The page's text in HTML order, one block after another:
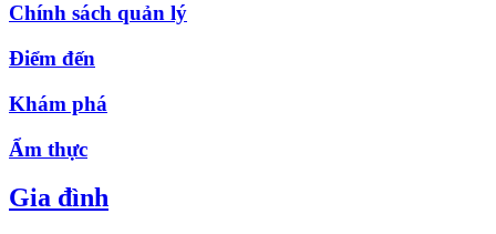
Chính sách quản lý
Điểm đến
Khám phá
Ẩm thực
Gia đình